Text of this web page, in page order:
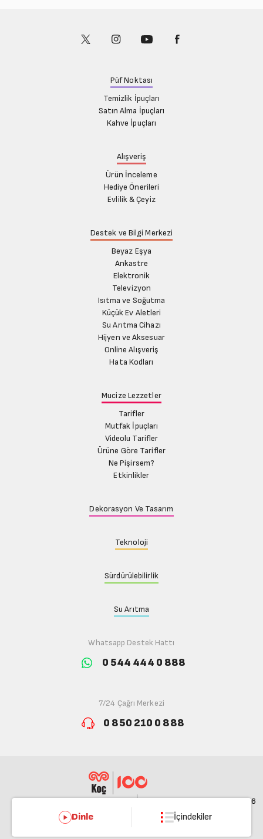
Dinle İçindekiler
Püf Noktası
Temizlik İpuçları
Satın Alma İpuçları
Kahve İpuçları
Alışveriş
Ürün İnceleme
Hediye Önerileri
Evlilik & Çeyiz
Destek ve Bilgi Merkezi
Beyaz Eşya
Ankastre
Elektronik
Televizyon
Isıtma ve Soğutma
Küçük Ev Aletleri
Su Arıtma Cihazı
Hijyen ve Aksesuar
Online Alışveriş
Hata Kodları
Mucize Lezzetler
Tarifler
Mutfak İpuçları
Videolu Tarifler
Ürüne Göre Tarifler
Ne Pişirsem?
Etkinlikler
Dekorasyon Ve Tasarım
Teknoloji
Sürdürülebilirlik
Su Arıtma
Whatsapp Destek Hattı
0 544 444 0 888
7/24 Çağrı Merkezi
0 850 210 0 888
© 2026